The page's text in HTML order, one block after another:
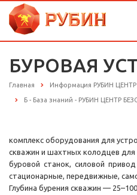
БУРОВАЯ
Главная Информация РУБИН
Б - База знаний - РУБИН ЦЕНТР
комплекс оборудования для
скважин и шахтных колодцев
буровой станок, силовой
стационарные, передвижные,
Глубина бурения скважин —